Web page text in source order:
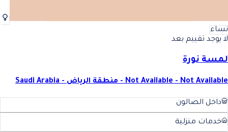
نساء
لا يوجد تقييم بعد
لمسة نورة
Not Available - Not Available - منطقة الرياض - Saudi Arabia
داخل الصالون
خدمات منزلية